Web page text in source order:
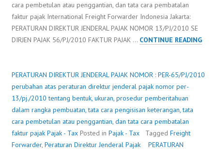
cara pembetulan atau penggantian, dan tata cara pembatalan
faktur pajak International Freight Forwarder Indonesia Jakarta:
PERATURAN DIREKTUR JENDERAL PAJAK NOMOR 13/PJ/2010 SE
DIRJEN PAJAK 56/PJ/2010 FAKTUR PAJAK … CONTINUE READING
PERATURAN DIREKTUR JENDERAL PAJAK NOMOR : PER-65/PJ/2010
perubahan atas peraturan direktur jenderal pajak nomor per-
13/pj./2010 tentang bentuk, ukuran, prosedur pemberitahuan
dalam rangka pembuatan, tata cara pengisisan keterangan, tata
cara pembetulan atau penggantian, dan tata cara pembatalan
faktur pajak Pajak - Tax Posted in Pajak - Tax Tagged Freight
Forwarder, Peraturan Direktur Jenderal Pajak
PERATURAN